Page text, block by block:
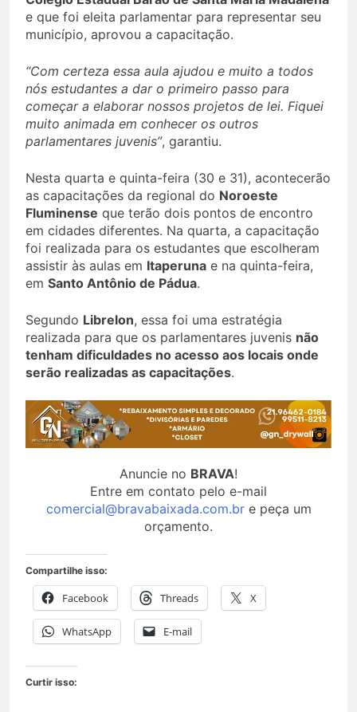
e que foi eleita parlamentar para representar seu
município, aprovou a capacitação.
“Com certeza essa aula ajudou e muito a todos
nós estudantes a dar o primeiro passo para
começar a elaborar nossos projetos de lei. Fiquei
muito animada em conhecer os outros
parlamentares juvenis”, garantiu.
Nesta quarta e quinta-feira (30 e 31), acontecerão
as capacitações da regional do Noroeste
Fluminense que terão dois pontos de encontro
em cidades diferentes. Na quarta, a capacitação
foi realizada para os estudantes que escolheram
assistir às aulas em Itaperuna e na quinta-feira,
em Santo Antônio de Pádua.
Segundo Librelon, essa foi uma estratégia
realizada para que os parlamentares juvenis não
tenham dificuldades no acesso aos locais onde
serão realizadas as capacitações.
Anuncie no BRAVA!
Entre em contato pelo e-mail
comercial@bravabaixada.com.bre peça um
orçamento.
Compartilhe isso:
Facebook Threads X
WhatsApp E-mail
Curtir isso: